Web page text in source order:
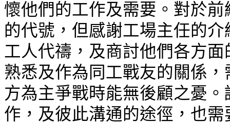
懷他們的工作及需要。對於
的代號，但感謝工場主任的
工人代禱，及商討他們各方
熟悉及作為同工戰友的關係
方為主爭戰時能無後顧之憂
作，及彼此溝通的途徑，也